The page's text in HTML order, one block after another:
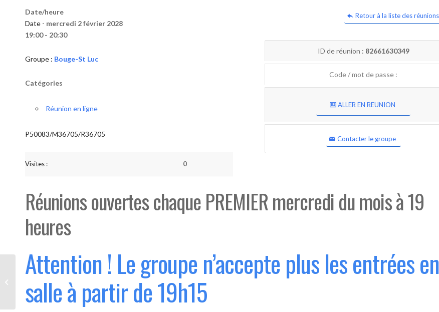
Retour à la liste des
Date/heure
Date - mercredi 2 février 2028
19:00 - 20:30
Groupe : Bouge-St Luc
Catégories
Réunion en ligne
P50083/M36705/R36705
Visites : 0
ID de réunion : 82661630349
Code / mot de passe :
ALLER EN REUNION
Contacter le groupe
Réunions ouvertes chaque PREMIER mercredi du mois à 19
heures
Attention ! Le groupe n’accepte plus les entrées en
salle à partir de 19h15
Bouge “Saint-Luc” (Ouvert 1°
mercredi du mois)